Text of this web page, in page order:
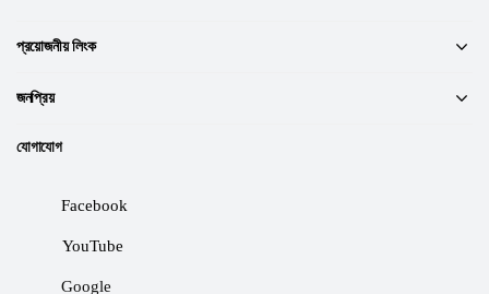
প্রয়োজনীয় লিংক
জনপ্রিয়
যোগাযোগ
Facebook
YouTube
Google